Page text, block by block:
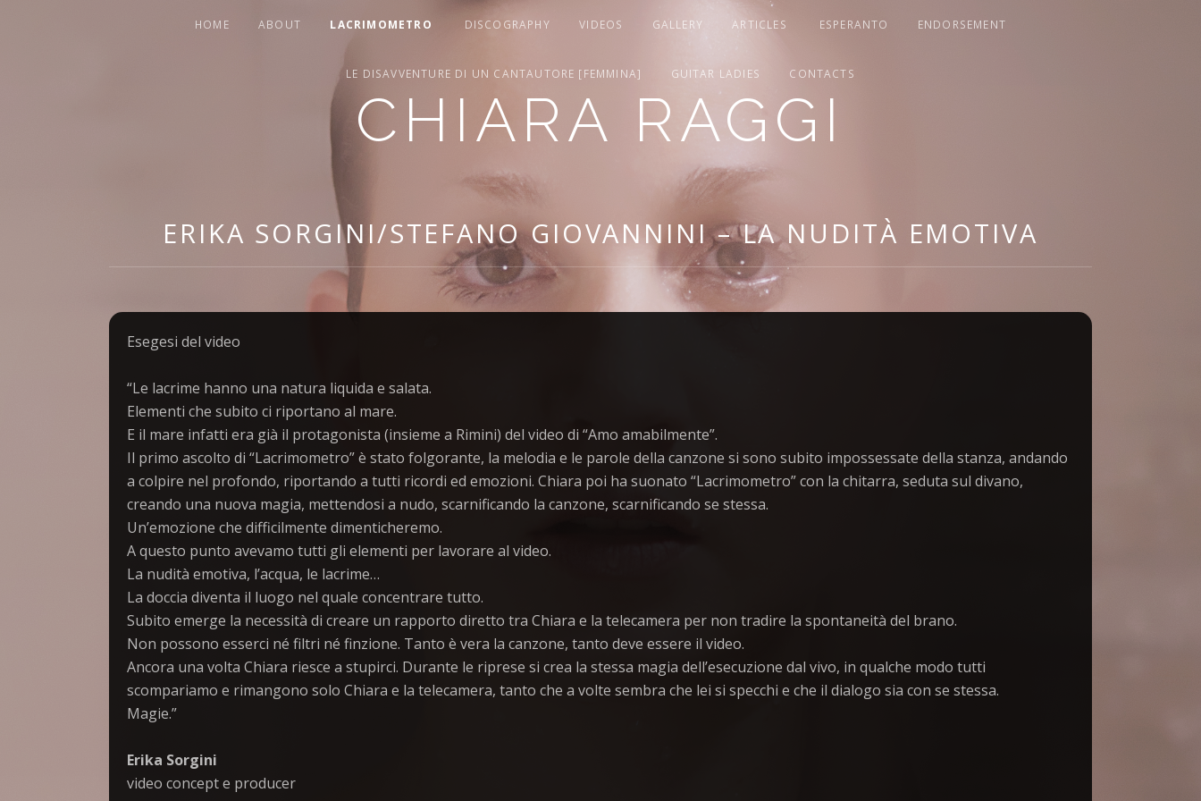
CHIARA RAGGI
HOME ABOUT LACRIMOMETRO DISCOGRAPHY VIDEOS GALLERY ARTICLES ESPERANTO ENDORSEMENT
LE DISAVVENTURE DI UN CANTAUTORE [FEMMINA] GUITAR LADIES CONTACTS
ERIKA SORGINI/STEFANO GIOVANNINI – LA NUDITÀ EMOTIVA
Esegesi del video
“Le lacrime hanno una natura liquida e salata.
Elementi che subito ci riportano al mare.
E il mare infatti era già il protagonista (insieme a Rimini) del video di “Amo amabilmente”.
Il primo ascolto di “Lacrimometro” è stato folgorante, la melodia e le parole della canzone si sono subito impossessate della stanza, andando
a colpire nel profondo, riportando a tutti ricordi ed emozioni. Chiara poi ha suonato “Lacrimometro” con la chitarra, seduta sul divano,
creando una nuova magia, mettendosi a nudo, scarnificando la canzone, scarnificando se stessa.
Un’emozione che difficilmente dimenticheremo.
A questo punto avevamo tutti gli elementi per lavorare al video.
La nudità emotiva, l’acqua, le lacrime…
La doccia diventa il luogo nel quale concentrare tutto.
Subito emerge la necessità di creare un rapporto diretto tra Chiara e la telecamera per non tradire la spontaneità del brano.
Non possono esserci né filtri né finzione. Tanto è vera la canzone, tanto deve essere il video.
Ancora una volta Chiara riesce a stupirci. Durante le riprese si crea la stessa magia dell’esecuzione dal vivo, in qualche modo tutti
scompariamo e rimangono solo Chiara e la telecamera, tanto che a volte sembra che lei si specchi e che il dialogo sia con se stessa.
Magie.”
Erika Sorgini
video concept e producer